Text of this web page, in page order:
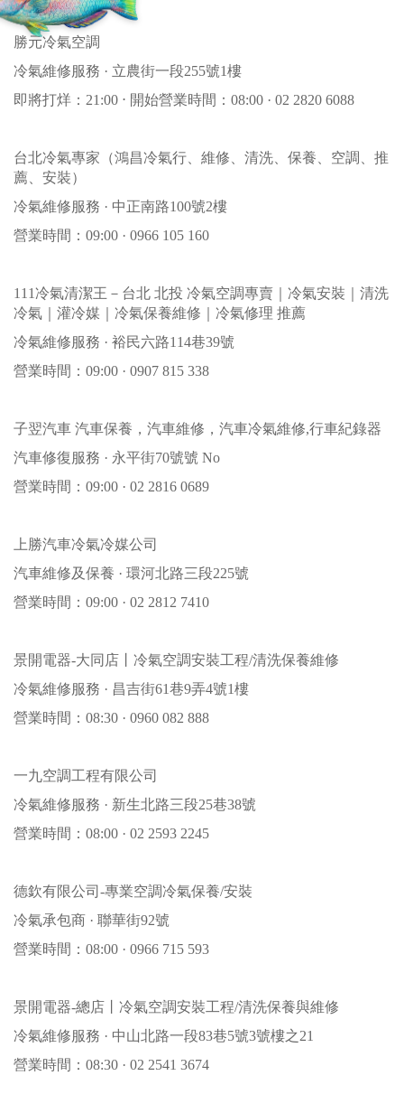
勝元冷氣空調
冷氣維修服務 · 立農街一段255號1樓
即將打烊：21:00 ⋅ 開始營業時間：08:00 · 02 2820 6088
台北冷氣專家（鴻昌冷氣行、維修、清洗、保養、空調、推
薦、安裝）
冷氣維修服務 · 中正南路100號2樓
營業時間：09:00 · 0966 105 160
111冷氣清潔王－台北 北投 冷氣空調專賣｜冷氣安裝｜清洗
冷氣｜灌冷媒｜冷氣保養維修｜冷氣修理 推薦
冷氣維修服務 · 裕民六路114巷39號
營業時間：09:00 · 0907 815 338
子翌汽車 汽車保養，汽車維修，汽車冷氣維修,行車紀錄器
汽車修復服務 · 永平街70號號 No
營業時間：09:00 · 02 2816 0689
上勝汽車冷氣冷媒公司
汽車維修及保養 · 環河北路三段225號
營業時間：09:00 · 02 2812 7410
景開電器-大同店丨冷氣空調安裝工程/清洗保養維修
冷氣維修服務 · 昌吉街61巷9弄4號1樓
營業時間：08:30 · 0960 082 888
一九空調工程有限公司
冷氣維修服務 · 新生北路三段25巷38號
營業時間：08:00 · 02 2593 2245
德欽有限公司-專業空調冷氣保養/安裝
冷氣承包商 · 聯華街92號
營業時間：08:00 · 0966 715 593
景開電器-總店丨冷氣空調安裝工程/清洗保養與維修
冷氣維修服務 · 中山北路一段83巷5號3號樓之21
營業時間：08:30 · 02 2541 3674